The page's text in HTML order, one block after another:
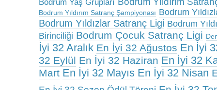
Bodrum Yaş Grupları
Bodrum Yıldırım Satranç Şampiyonası Bodrum
Bodrum Yıldızlar Satranç Ligi Bodrum
Birinciliği Bodrum Çocuk Satranç Ligi
İyi 32 Aralık En İyi 32 Ağustos En İyi
32 Eylül En İyi 32 Haziran En İyi 32
Mart En İyi 32 Mayıs En İyi 32 Nisan